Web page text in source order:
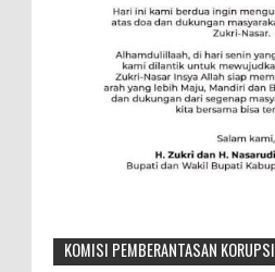
KOMISI PEMBERANTASAN KORUPSI